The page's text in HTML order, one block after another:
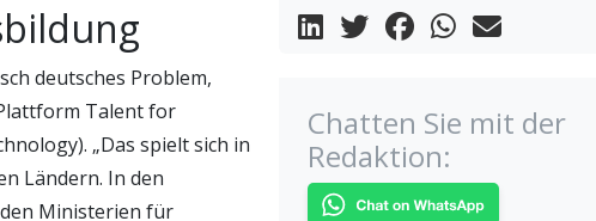
deutsches Problem,
Talent for
„Das spielt sich in
Ländern. In den
Ministerien für
Chatten Sie mit der
Redaktion: